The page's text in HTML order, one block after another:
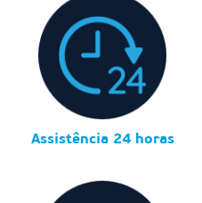
Assistência 24 horas